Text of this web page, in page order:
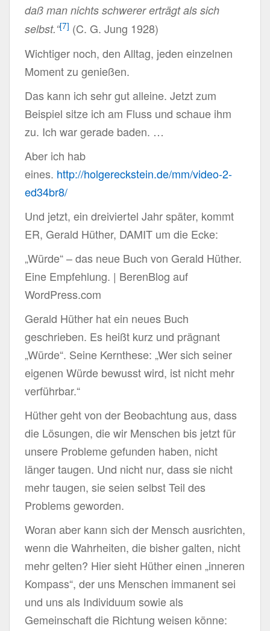
daß man nichts schwerer erträgt als sich
selbst.“[7] (C. G. Jung 1928)
Wichtiger noch, den Alltag, jeden einzelnen
Moment zu genießen.
Das kann ich sehr gut alleine. Jetzt zum
Beispiel sitze ich am Fluss und schaue ihm
zu. Ich war gerade baden. …
Aber ich hab
eines. http://holgereckstein.de/mm/video-2-
ed34br8/
Und jetzt, ein dreiviertel Jahr später, kommt
ER, Gerald Hüther, DAMIT um die Ecke:
„Würde“ – das neue Buch von Gerald Hüther.
Eine Empfehlung. | BerenBlog auf
WordPress.com
Gerald Hüther hat ein neues Buch
geschrieben. Es heißt kurz und prägnant
„Würde“. Seine Kernthese: „Wer sich seiner
eigenen Würde bewusst wird, ist nicht mehr
verführbar.“
Hüther geht von der Beobachtung aus, dass
die Lösungen, die wir Menschen bis jetzt für
unsere Probleme gefunden haben, nicht
länger taugen. Und nicht nur, dass sie nicht
mehr taugen, sie seien selbst Teil des
Problems geworden.
Woran aber kann sich der Mensch ausrichten,
wenn die Wahrheiten, die bisher galten, nicht
mehr gelten? Hier sieht Hüther einen „inneren
Kompass“, der uns Menschen immanent sei
und uns als Individuum sowie als
Gemeinschaft die Richtung weisen könne: